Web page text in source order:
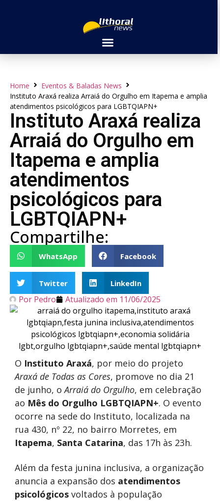
Home
Eventos & Baladas News
Instituto Araxá realiza Arraiá do Orgulho em Itapema e amplia
atendimentos psicológicos para LGBTQIAPN+
Instituto Araxá realiza
Arraiá do Orgulho em
Itapema e amplia
atendimentos
psicológicos para
LGBTQIAPN+
Compartilhe:
WhatsApp Facebook
Twitter LinkedIn
Por Pedro Atualizado em 11/06/2025
O Instituto Araxá, por meio do projeto
Araxá de Todas as Cores, promove no dia 21
de junho, oArraiá do Orgulho, em celebração
ao Mês do Orgulho LGBTQIAPN+. O evento
ocorre na sede do Instituto, localizada na
rua 430, nº 22, no bairro Morretes, em
Itapema, Santa Catarina, das 17h às 23h.
Além da festa junina inclusiva, a organização
anuncia a expansão dos atendimentos
psicológicos voltados à população